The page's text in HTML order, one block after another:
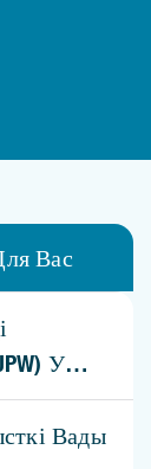
Вас
У
Вады